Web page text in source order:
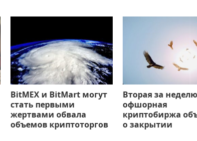
BitMEX и BitMart могут
стать первыми
жертвами обвала
объемов криптоторгов
Вторая за неделю
офшорная
криптобиржа
о закрытии